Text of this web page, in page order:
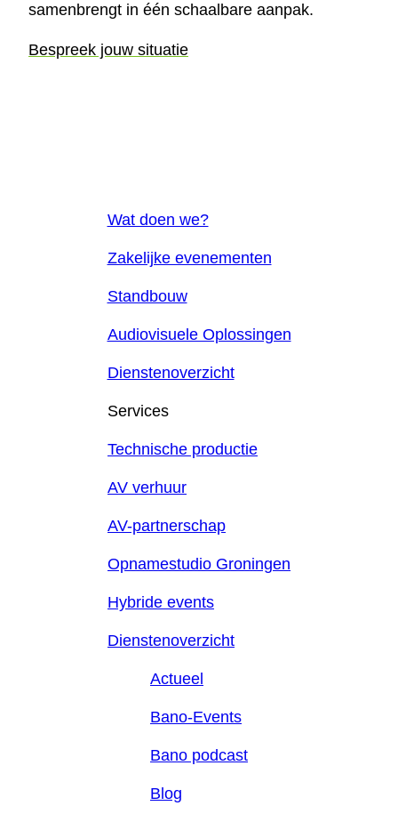
samenbrengt in één schaalbare aanpak.
Bespreek jouw situatie
Wat doen we?
Zakelijke evenementen
Standbouw
Audiovisuele Oplossingen
Dienstenoverzicht
Services
Technische productie
AV verhuur
AV-partnerschap
Opnamestudio Groningen
Hybride events
Dienstenoverzicht
Actueel
Bano-Events
Bano podcast
Blog